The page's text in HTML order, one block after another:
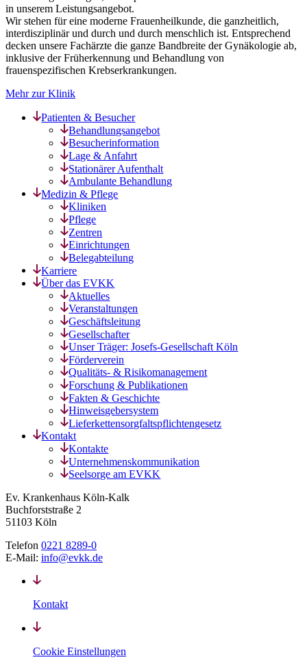
in unserem Leistungsangebot.
Wir stehen für eine moderne Frauenheilkunde, die ganzheitlich,
interdisziplinär und durch und durch menschlich ist. Entsprechend
decken unsere Fachärzte die ganze Bandbreite der Gynäkologie ab,
inklusive der Früherkennung und Behandlung von
frauenspezifischen Krebserkrankungen.
Mehr zur Klinik
Patienten & Besucher
Behandlungsangebot
Besucherinformation
Lage & Anfahrt
Stationärer Aufenthalt
Ambulante Behandlung
Medizin & Pflege
Kliniken
Pflege
Zentren
Einrichtungen
Belegabteilung
Karriere
Über das EVKK
Aktuelles
Veranstaltungen
Geschäftsleitung
Gesellschafter
Unser Träger: Josefs-Gesellschaft Köln
Förderverein
Qualitäts- & Risikomanagement
Forschung & Publikationen
Fakten & Geschichte
Hinweisgebersystem
Lieferkettensorgfaltspflichtengesetz
Kontakt
Kontakte
Unternehmenskommunikation
Seelsorge am EVKK
Ev. Krankenhaus Köln-Kalk
Buchforststraße 2
51103 Köln
Telefon 0221 8289-0
E-Mail: info@evkk.de
Kontakt
Cookie Einstellungen